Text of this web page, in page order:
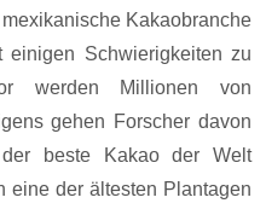
Kakaobranche
einigen Schwierigkeiten zu
werden Millionen von
gehen Forscher davon
beste Kakao der Welt
eine der ältesten Plantagen